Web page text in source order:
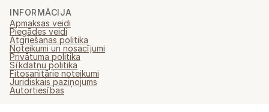
INFORMĀCIJA
Apmaksas veidi
Piegādes veidi
Atgriešanas politika
Noteikumi un nosacījumi
Privātuma politika
Sīkdatņu politika
Fitosanitārie noteikumi
Juridiskais paziņojums
Autortiesības